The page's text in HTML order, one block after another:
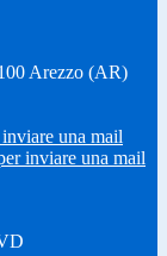
Arezzo (AR)
una mail
inviare una mail